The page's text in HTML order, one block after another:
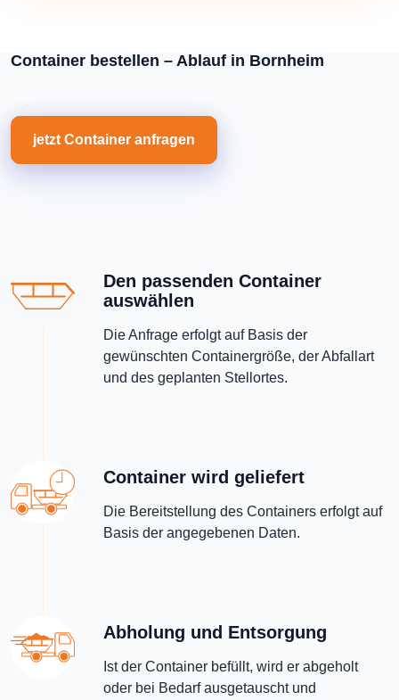
Container bestellen – Ablauf in Bornheim
jetzt Container anfragen
Den passenden Container
auswählen
Die Anfrage erfolgt auf Basis der
gewünschten Containergröße, der Abfallart
und des geplanten Stellortes.
Container wird geliefert
Die Bereitstellung des Containers erfolgt auf
Basis der angegebenen Daten.
Abholung und Entsorgung
Ist der Container befüllt, wird er abgeholt
oder bei Bedarf ausgetauscht und